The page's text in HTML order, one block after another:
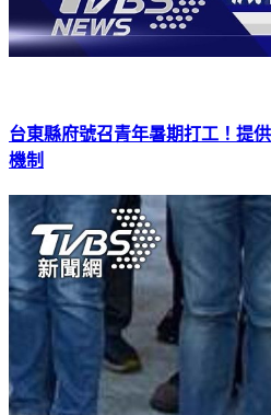
台東縣府號召青年暑期打工！提
機制